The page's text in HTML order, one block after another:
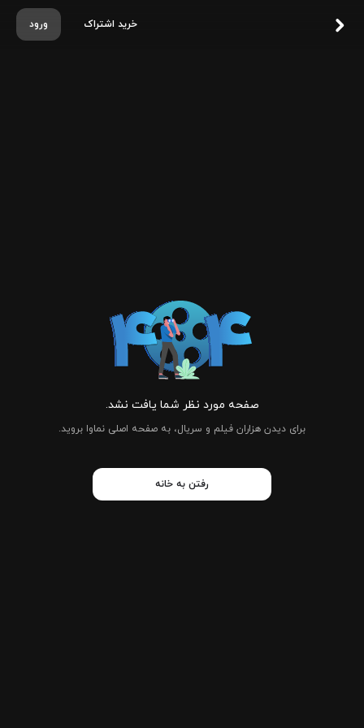
ورود خرید اشتراک
صفحه مورد نظر شما یافت نشد.
برای دیدن هزاران فیلم و سریال، به صفحه اصلی نماوا بروید.
رفتن به خانه